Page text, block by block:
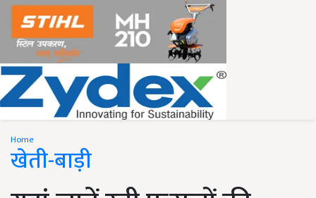
Home
खेती-बाड़ी